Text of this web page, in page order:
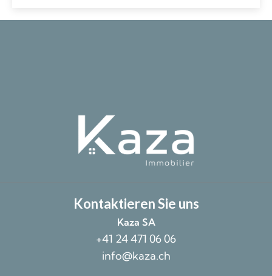
Kontaktieren Sie uns
Kaza SA
+41 24 471 06 06
info@kaza.ch